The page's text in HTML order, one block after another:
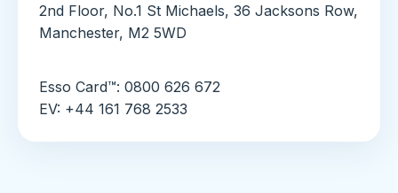
2nd Floor, No.1 St Michaels, 36 Jacksons Row,
Manchester, M2 5WD
Esso Card™: 0800 626 672
EV: +44 161 768 2533